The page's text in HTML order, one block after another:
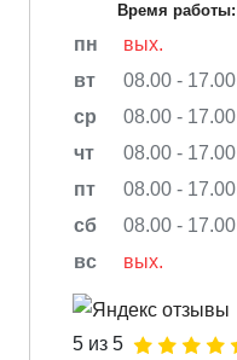
Время работы:
пн
вых.
вт
08.00 - 17.00
ср
08.00 - 17.00
чт
08.00 - 17.00
пт
08.00 - 17.00
сб
08.00 - 17.00
вс
вых.
5 из 5